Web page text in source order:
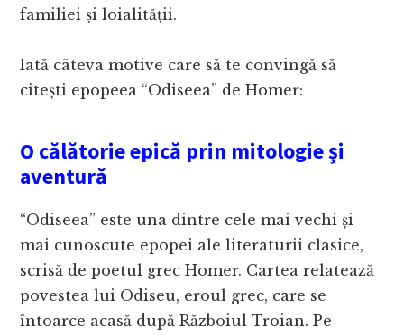
familiei și loialității.
Iată câteva motive care să te convingă să
citești epopeea “Odiseea” de Homer:
O călătorie epică prin mitologie și
aventură
“Odiseea” este una dintre cele mai vechi și
mai cunoscute epopei ale literaturii clasice,
scrisă de poetul grec Homer. Cartea relatează
povestea lui Odiseu, eroul grec, care se
întoarce acasă după Războiul Troian. Pe